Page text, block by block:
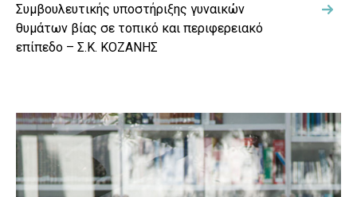
Συμβουλευτικής υποστήριξης γυναικών
θυμάτων βίας σε τοπικό και περιφερειακό
επίπεδο – Σ.Κ. ΚΟΖΑΝΗΣ